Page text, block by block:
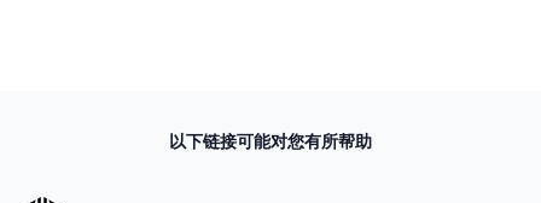
以下链接可能对您有所帮助